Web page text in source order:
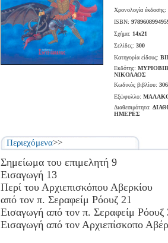
Χρονολογία έκδοσης:
ISBN:
Σχήμα: 14x21
Σελίδες: 300
Κατηγορία είδους:
Εκδότης:
ΝΙΚΟΛΑΟΣ
Κωδικός βιβλίου:
Εξώφυλλο:
Διαθεσιμότητα:
ΗΜΕΡΕΣ
Περιεχόμενα>>
Σημείωμα του επιμελητή 9
Εισαγωγή 13
Περί του Αρχιεπισκόπου Αβερκίου
από τον π. Σεραφείμ Ρόουζ 21
Εισαγωγή από τον π. Σεραφείμ Ρόουζ
Εισαγωγή από τον Αρχιεπίσκοπο